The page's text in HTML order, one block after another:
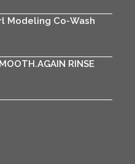
Modeling Co-Wash
RINSE